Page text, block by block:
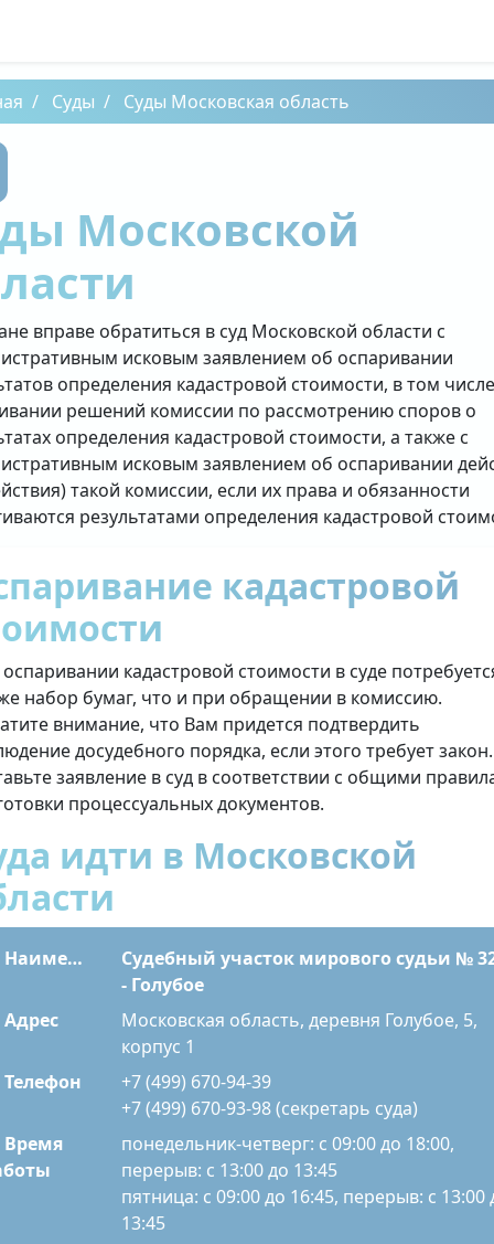
Суды Суды Московская область
Московской
вправе обратиться в суд Московской области с
исковым заявлением об оспаривании
определения кадастровой стоимости, в том
решений комиссии по рассмотрению споров о
определения кадастровой стоимости, а также с
исковым заявлением об оспаривании
такой комиссии, если их права и обязанности
результатами определения кадастровой
кадастровой
кадастровой стоимости в суде
набор бумаг, что и при обращении в комиссию.
внимание, что Вам придется подтвердить
досудебного порядка, если этого требует закон.
заявление в суд в соответствии с общими
процессуальных документов.
идти в Московской
Наименование
Судебный участок мирового судьи №
- Голубое
Адрес
Московская область, деревня Голубое, 5,
корпус 1
Телефон
+7 (499) 670-94-39
+7 (499) 670-93-98 (секретарь суда)
Время
понедельник-четверг: с 09:00 до 18:00,
перерыв: с 13:00 до 13:45
пятница: с 09:00 до 16:45, перерыв: с 13:00
13:45